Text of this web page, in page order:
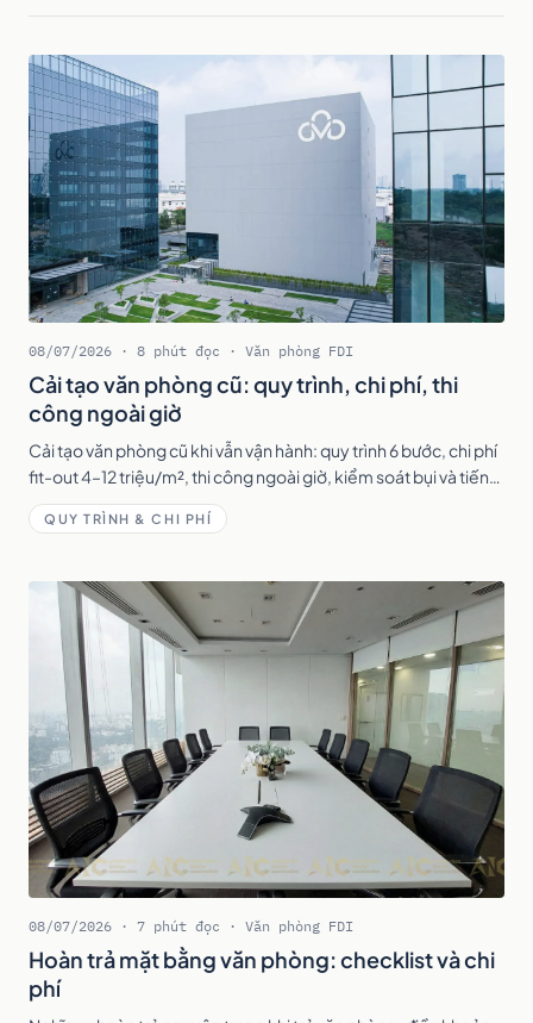
08/07/2026 · 8 phút đọc · Văn phòng FDI
Cải tạo văn phòng cũ: quy trình, chi phí, thi
công ngoài giờ
Cải tạo văn phòng cũ khi vẫn vận hành: quy trình 6 bước, chi phí
fit-out 4–12 triệu/m², thi công ngoài giờ, kiểm soát bụi và tiếng
ồn để nhân sự vẫn làm việc.
QUY TRÌNH & CHI PHÍ
08/07/2026 · 7 phút đọc · Văn phòng FDI
Hoàn trả mặt bằng văn phòng: checklist và chi
phí